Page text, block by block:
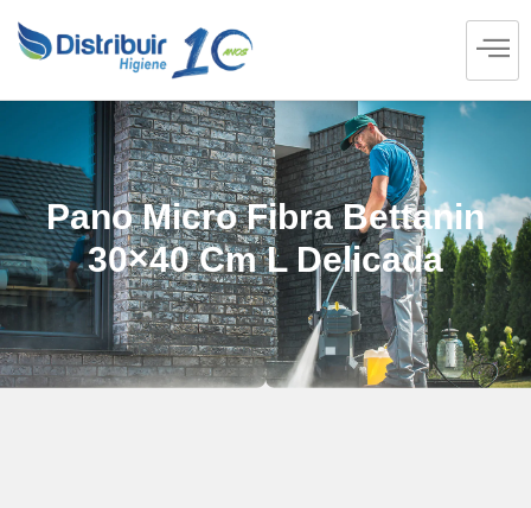
Pano Micro Fibra Bettanin
30×40 Cm L Delicada